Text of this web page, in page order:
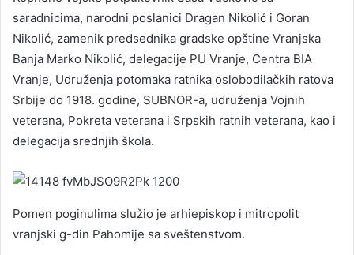
saradnicima, narodni poslanici Dragan Nikolić i Goran
Nikolić, zamenik predsednika gradske opštine Vranjska
Banja Marko Nikolić, delegacije PU Vranje, Centra BIA
Vranje, Udruženja potomaka ratnika oslobodilačkih ratova
Srbije do 1918. godine, SUBNOR-a, udruženja Vojnih
veterana, Pokreta veterana i Srpskih ratnih veterana, kao i
delegacija srednjih škola.
Pomen poginulima služio je arhiepiskop i mitropolit
vranjski g-din Pahomije sa sveštenstvom.